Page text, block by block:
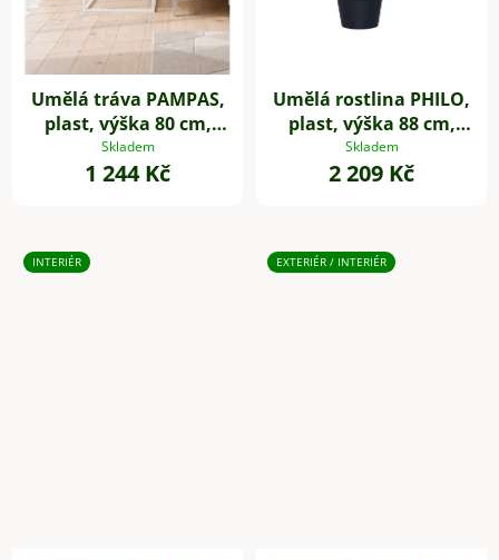
Umělá tráva PAMPAS,
plast, výška 80 cm,
zelená
Skladem
1 244 Kč
Umělá rostlina PHILO,
plast, výška 88 cm,
zelená
Skladem
2 209 Kč
INTERIÉR EXTERIÉR / INTERIÉR